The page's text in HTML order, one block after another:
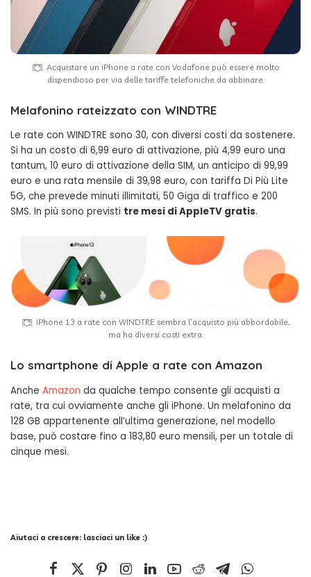
Acquistare un iPhone a rate con Vodafone può essere molto
dispendioso per via delle tariffe telefoniche da abbinare.
Melafonino rateizzato con WINDTRE
Le rate con WINDTRE sono 30, con diversi costi da sostenere.
Si ha un costo di 6,99 euro di attivazione, più 4,99 euro una
tantum, 10 euro di attivazione della SIM, un anticipo di 99,99
euro e una rata mensile di 39,98 euro, con tariffa Di Più Lite
5G, che prevede minuti illimitati, 50 Giga di traffico e 200
SMS. In più sono previsti tre mesi di AppleTV gratis.
iPhone 13 a rate con WINDTRE sembra l’acquisto più abbordabile,
ma ha diversi costi extra.
Lo smartphone di Apple a rate con Amazon
Anche Amazon da qualche tempo consente gli acquisti a
rate, tra cui ovviamente anche gli iPhone. Un melafonino da
128 GB appartenente all’ultima generazione, nel modello
base, può costare fino a 183,80 euro mensili, per un totale di
cinque mesi.
Aiutaci a crescere: lasciaci un like :)